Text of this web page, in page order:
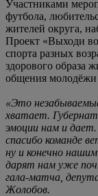
Участниками
футбола,
жителей округа,
Проект «Выходи
спорта разных
здорового образа
общения молодёжи
«Это
хватает.
эмоции нам и дает.
спасибо команде
ну и конечно
дарят нам уже
гала-матча,
Жолобов.